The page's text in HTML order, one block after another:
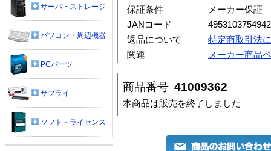
保証条件
メーカー保証
JANコード
4953103754942
返品について
特定商取引法
関連
メーカー商品
商品番号 41009362
本商品は販売を終了しました
サーバ・ストレージ
パソコン・周辺機器
PCパーツ
サプライ
ソフト・ライセンス